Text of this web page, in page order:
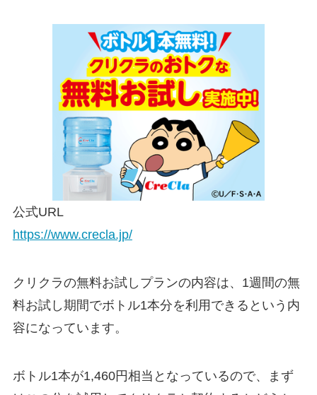
公式URL
https://www.crecla.jp/
クリクラの無料お試しプランの内容は、1週間の無
料お試し期間でボトル1本分を利用できるという内
容になっています。
ボトル1本が1,460円相当となっているので、まず